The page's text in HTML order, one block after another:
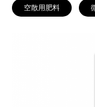
空散用肥料